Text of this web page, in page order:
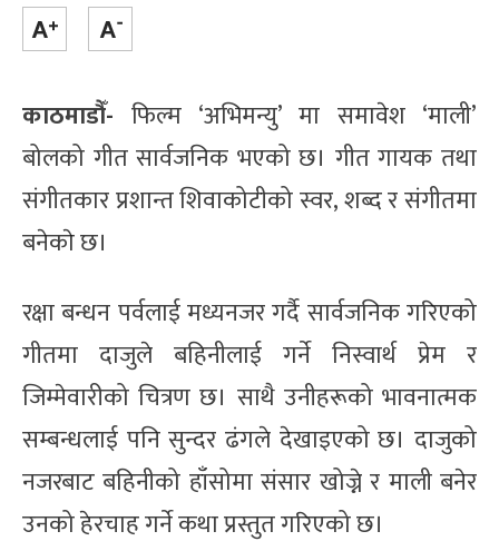
काठमाडौँ- फिल्म ‘अभिमन्यु’ मा समावेश ‘माली’
बोलको गीत सार्वजनिक भएको छ। गीत गायक तथा
संगीतकार प्रशान्त शिवाकोटीको स्वर, शब्द र संगीतमा
बनेकाे छ।
रक्षा बन्धन पर्वलाई मध्यनजर गर्दै सार्वजनिक गरिएको
गीतमा दाजुले बहिनीलाई गर्ने निस्वार्थ प्रेम र
जिम्मेवारीको चित्रण ‍छ। साथै उनीहरूको भावनात्मक
सम्बन्धलाई पनि सुन्दर ढंगले देखाइएको छ। दाजुको
नजरबाट बहिनीको हाँसोमा संसार खोज्ने र माली बनेर
उनको हेरचाह गर्ने कथा प्रस्तुत गरिएको छ।